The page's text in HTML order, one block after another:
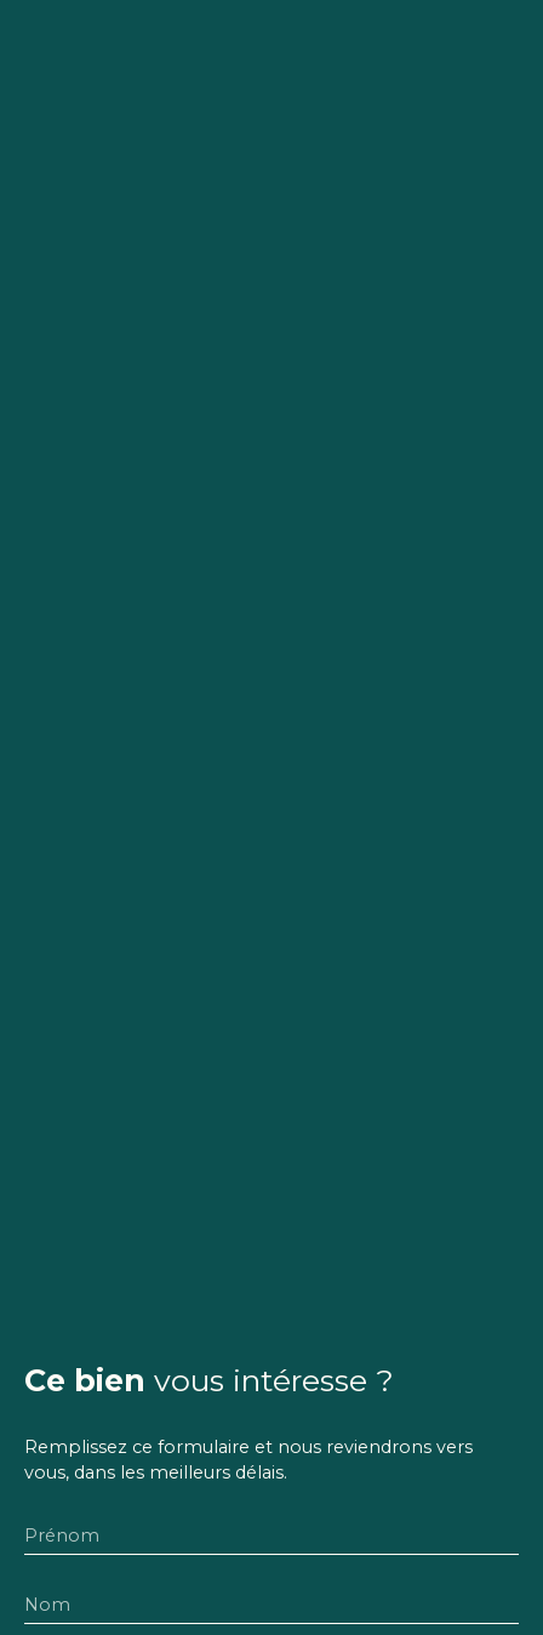
Ce bien vous intéresse ?
Remplissez ce formulaire et nous reviendrons vers
vous, dans les meilleurs délais.
Prénom
Nom